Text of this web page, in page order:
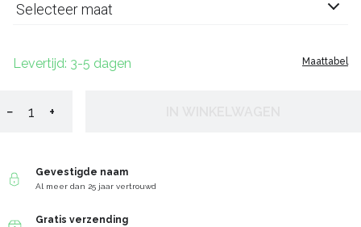
Selecteer maat
Maattabel
Levertijd: 3-5 dagen
− +
Gevestigde naam
Al meer dan 25 jaar vertrouwd
Gratis verzending